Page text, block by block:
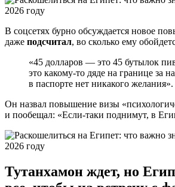
В соцсетях бурно обсуждается новое
даже подсчитал, во сколько ему
«45 долларов — это 45 бутылок
это какому-то дяде на границе за
в паспорте нет никакого желания».
Он назвал повышение визы
и пообещал: «Если-таки поднимут, в
Тутанхамон ждет, но